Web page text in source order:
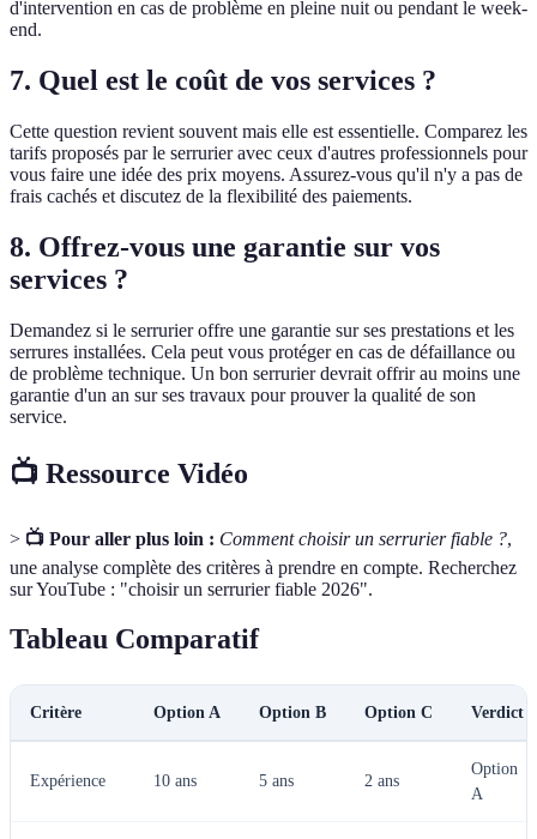
d'intervention en cas de problème en pleine nuit ou pendant le week-
end.
7. Quel est le coût de vos services ?
Cette question revient souvent mais elle est essentielle. Comparez les
tarifs proposés par le serrurier avec ceux d'autres professionnels pour
vous faire une idée des prix moyens. Assurez-vous qu'il n'y a pas de
frais cachés et discutez de la flexibilité des paiements.
8. Offrez-vous une garantie sur vos
services ?
Demandez si le serrurier offre une garantie sur ses prestations et les
serrures installées. Cela peut vous protéger en cas de défaillance ou
de problème technique. Un bon serrurier devrait offrir au moins une
garantie d'un an sur ses travaux pour prouver la qualité de son
service.
📺 Ressource Vidéo
> 📺 Pour aller plus loin : Comment choisir un serrurier fiable ?,
une analyse complète des critères à prendre en compte. Recherchez
sur YouTube : "choisir un serrurier fiable 2026".
Tableau Comparatif
Critère Option A Option B Option C Verdict
Expérience 10 ans 5 ans 2 ans
Option
A